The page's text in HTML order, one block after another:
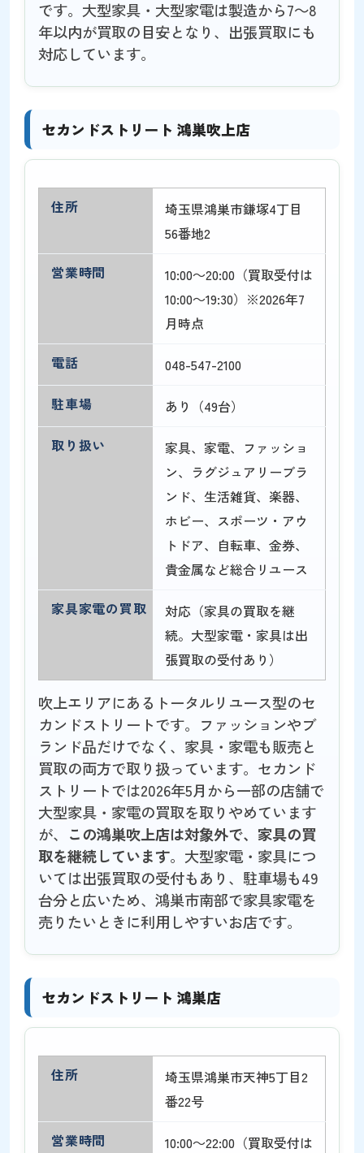
です。大型家具・大型家電は製造から7～8
年以内が買取の目安となり、出張買取にも
対応しています。
セカンドストリート 鴻巣吹上店
住所
埼玉県鴻巣市鎌塚4丁目
56番地2
営業時間
10:00～20:00（買取受付は
10:00～19:30）※2026年7
月時点
電話
048-547-2100
駐車場
あり（49台）
取り扱い
家具、家電、ファッショ
ン、ラグジュアリーブラ
ンド、生活雑貨、楽器、
ホビー、スポーツ・アウ
トドア、自転車、金券、
貴金属など総合リユース
家具家電の買取
対応（家具の買取を継
続。大型家電・家具は出
張買取の受付あり）
吹上エリアにあるトータルリユース型のセ
カンドストリートです。ファッションやブ
ランド品だけでなく、家具・家電も販売と
買取の両方で取り扱っています。セカンド
ストリートでは2026年5月から一部の店舗で
大型家具・家電の買取を取りやめています
が、
この鴻巣吹上店は対象外で、家具の買
取を継続しています。大型家電・家具につ
いては出張買取の受付もあり、駐車場も49
台分と広いため、鴻巣市南部で家具家電を
売りたいときに利用しやすいお店です。
セカンドストリート 鴻巣店
住所
埼玉県鴻巣市天神5丁目2
番22号
営業時間
10:00～22:00（買取受付は